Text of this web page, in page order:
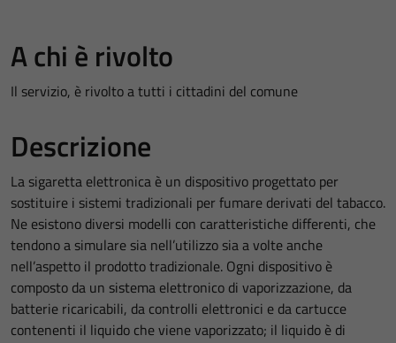
A chi è rivolto
Il servizio, è rivolto a tutti i cittadini del comune
Descrizione
La sigaretta elettronica è un dispositivo progettato per
sostituire i sistemi tradizionali per fumare derivati del tabacco.
Ne esistono diversi modelli con caratteristiche differenti, che
tendono a simulare sia nell’utilizzo sia a volte anche
nell’aspetto il prodotto tradizionale. Ogni dispositivo è
composto da un sistema elettronico di vaporizzazione, da
batterie ricaricabili, da controlli elettronici e da cartucce
contenenti il liquido che viene vaporizzato; il liquido è di